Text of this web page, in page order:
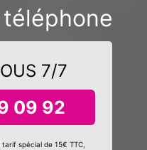
7/7
09 92
spécial de 15€ TTC,